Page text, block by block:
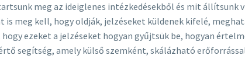
meg az ideiglenes intézkedésekből és mit állítsunk
is meg kell, hogy oldják, jelzéseket küldenek kifelé,
ezeket a jelzéseket hogyan gyűjtsük be, hogyan
segítség, amely külső szemként, skálázható